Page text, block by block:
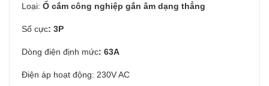
Loại: Ổ cắm công nghiệp gắn âm dạng thẳng
Số cực: 3P
Dòng điện định mức: 63A
Điện áp hoạt động: 230V AC